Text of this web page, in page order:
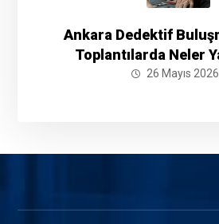
Ankara Dedektif
Toplantılarda Neler
26 Mayıs 2026